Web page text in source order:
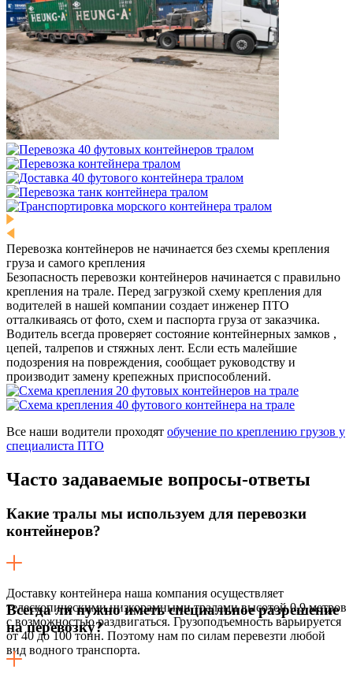
Перевозка контейнеров не начинается без схемы крепления
груза и самого крепления
Безопасность перевозки контейнеров начинается с правильно
крепления на трале. Перед загрузкой схему крепления для
водителей в нашей компании создает инженер ПТО
отталкиваясь от фото, схем и паспорта груза от заказчика.
Водитель всегда проверяет состояние контейнерных замков ,
цепей, талрепов и стяжных лент. Если есть малейшие
подозрения на повреждения, сообщает руководству и
производит замену крепежных приспособлений.
Все наши водители проходят обучение по креплению грузов у
специалиста ПТО
Часто задаваемые вопросы-ответы
Какие тралы мы используем для перевозки
контейнеров?
Доставку контейнера наша компания осуществляет
телескопическими низкорамными тралами высотой 0,9 метров
с возможностью раздвигаться. Грузоподъемность варьируется
от 40 до 100 тонн. Поэтому нам по силам перевезти любой
вид водного транспорта.
Всегда ли нужно иметь специальное разрешение
на перевозку?